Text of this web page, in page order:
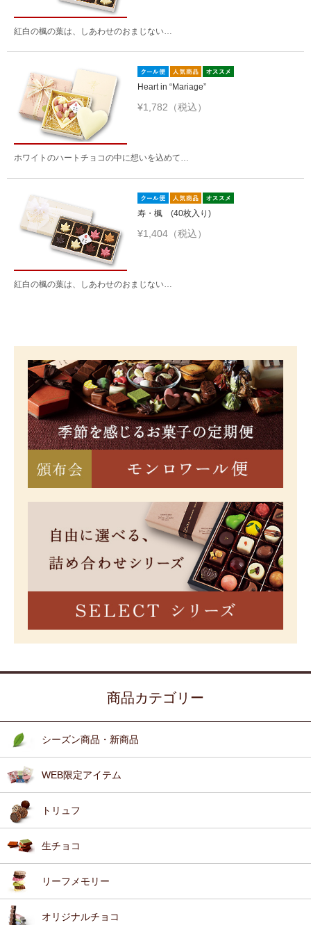
紅白の楓の葉は、しあわせのおまじない…
Heart in “Mariage”
¥1,782（税込）
ホワイトのハートチョコの中に想いを込めて…
寿・楓 (40枚入り)
¥1,404（税込）
紅白の楓の葉は、しあわせのおまじない…
商品カテゴリー
シーズン商品・新商品
WEB限定アイテム
トリュフ
生チョコ
リーフメモリー
オリジナルチョコ